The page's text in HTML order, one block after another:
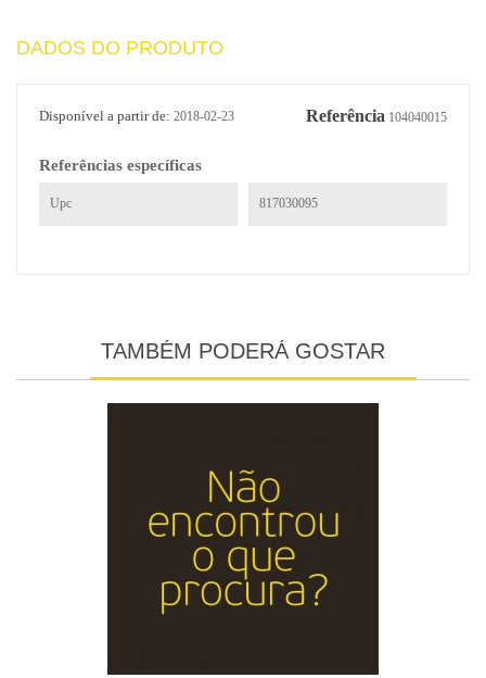
DADOS DO PRODUTO
Referência 104040015
Disponível a partir de: 2018-02-23
Referências específicas
Upc 817030095
TAMBÉM PODERÁ GOSTAR